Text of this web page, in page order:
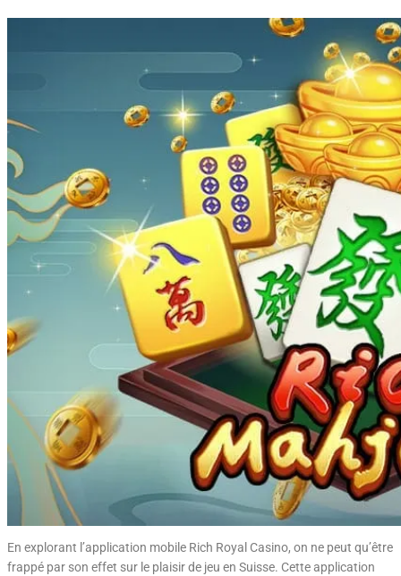
En explorant l’application mobile Rich Royal Casino, on ne peut qu’être
frappé par son effet sur le plaisir de jeu en Suisse. Cette application